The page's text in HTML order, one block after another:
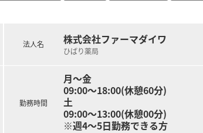
単位で支給されるため安心して働けます。
が取得でき、年間休日も確保されています。
への丁寧な服薬指導が中心となります。
人ひとりとじっくり向き合うことができます
的に取り組んでおり、多様な経験を積めます
法人名 株式会社ファーマダイワ
ひばり薬局
勤務時間
月～金
09:00～18:00(休憩60分)
土
09:00～13:00(休憩00分)
※週4～5日勤務できる方